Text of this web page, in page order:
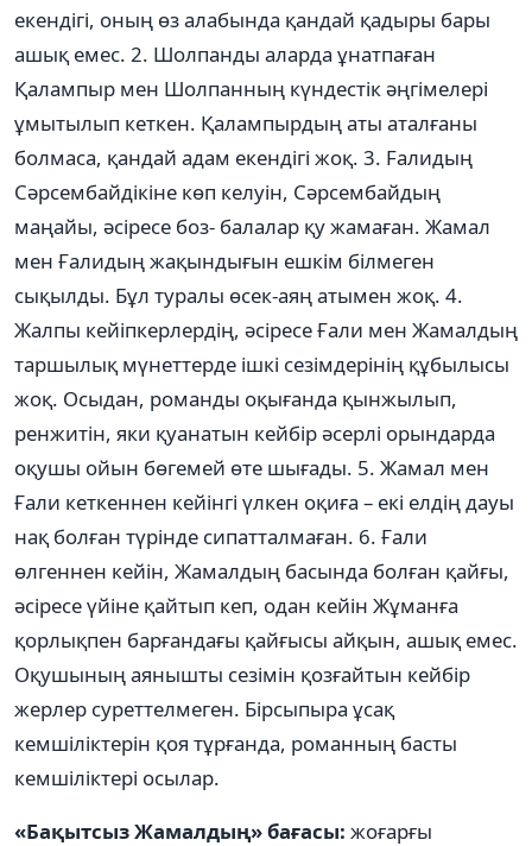
екендігі, оның өз алабында қандай қадыры бары
ашық емес. 2. Шолпанды аларда ұнатпаған
Қалампыр мен Шолпанның күндестік əңгімелері
ұмытылып кеткен. Қалампырдың аты аталғаны
болмаса, қандай адам екендігі жоқ. 3. Fалидың
Сəрсембайдікіне көп келуін, Сəрсембайдың
маңайы, əсіресе боз- балалар қу жамаған. Жамал
мен Ғалидың жақындығын ешкім білмеген
сықылды. Бұл туралы өсек-аяң атымен жоқ. 4.
Жалпы кейіпкерлердің, əсіресе Ғали мен Жамалдың
таршылық мүнеттерде ішкі сезімдерінің құбылысы
жоқ. Осыдан, романды оқығанда қынжылып,
ренжитін, яки қуанатын кейбір əсерлі орындарда
оқушы ойын бөгемей өте шығады. 5. Жамал мен
Ғали кеткеннен кейінгі үлкен оқиға – екі елдің дауы
нақ болған түрінде сипатталмаған. 6. Ғали
өлгеннен кейін, Жамалдың басында болған қайғы,
əсіресе үйіне қайтып кеп, одан кейін Жұманға
қорлықпен барғандағы қайғысы айқын, ашық емес.
Оқушының аянышты сезімін қозғайтын кейбір
жерлер суреттелмеген. Бірсыпыра ұсақ
кемшіліктерін қоя тұрғанда, романның басты
кемшіліктері осылар.
«Бақытсыз Жамалдың» бағасы: жоғарғы